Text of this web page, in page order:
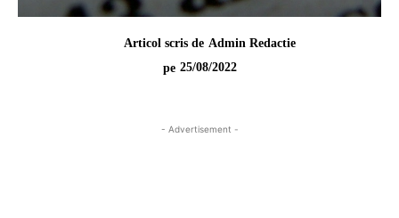
Articol scris de Admin Redactie
pe 25/08/2022
- Advertisement -